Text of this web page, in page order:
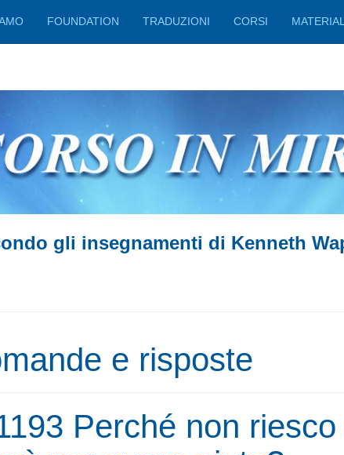
FOUNDATION TRADUZIONI CORSI
gli insegnamenti di Kenneth
e risposte
Perché non